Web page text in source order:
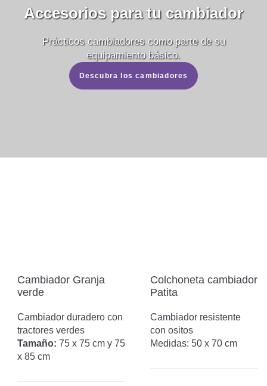
Accesorios para tu cambiador
Prácticos cambiadores como parte de su
equipamiento básico.
Descubra los cambiadores
Cambiador Granja
verde
Cambiador duradero con
tractores verdes
Tamaño: 75 x 75 cm y 75
x 85 cm
Colchoneta cambiador
Patita
Cambiador resistente
con ositos
Medidas: 50 x 70 cm